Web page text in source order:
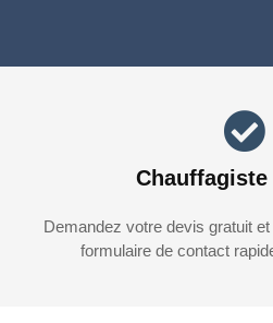
Demandez votre devis gratuit
formulaire de contact